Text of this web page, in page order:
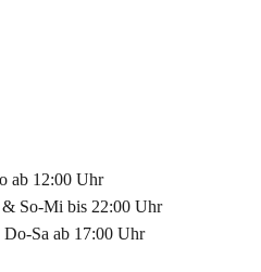
ab 12:00 Uhr
So-Mi bis 22:00 Uhr
Sa ab 17:00 Uhr